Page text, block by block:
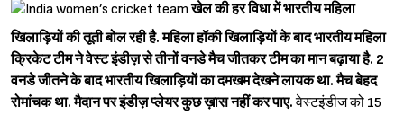
खेल की हर विधा में भारतीय महिला
खिलाड़ियों की तूती बोल रही है. महिला हॉकी खिलाड़ियों के बाद भारतीय महिला
क्रिकेट टीम ने वेस्ट इंडीज़ से तीनों वनडे मैच जीतकर टीम का मान बढ़ाया है. 2
वनडे जीतने के बाद भारतीय खिलाड़ियों का दमखम देखने लायक था. मैच बेहद
रोमांचक था. मैदान पर इंडीज़ प्लेयर कुछ ख़ास नहीं कर पाए.वेस्टइंडीज को 15